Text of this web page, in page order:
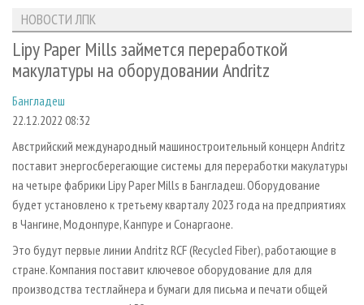
ЛЕСОЗАГОТОВКА
ЛЕСОПИЛЕНИЕ
СУШКА ДРЕВЕСИНЫ
ПРОИЗВОДСТВО ДРЕВЕСНЫХ ПЛИТ
ДЕРЕВЯННОЕ ДОМОСТРОЕНИЕ
ПРОИЗВОДСТВО МЕБЕЛИ
БИОЭНЕРГЕТИКА
ЦБП
ИНСТРУМЕНТ И МАТЕРИАЛЫ
НОВОСТИ ЛПК
НОВОСТИ ЖУРНАЛА
ПРОЕКТЫ ЛПИ
АНАЛИТИКА
ПРЕДПРИЯТИЯ ЛПК
ПЕРСОНЫ
МОБИЛЬНЫЕ ВЫСТАВКИ
ОФИЦИАЛЬНЫЕ ДЕЛЕГАЦИИ
ПРИОРИТЕТНЫЕ ИНВЕСТПРОЕКТЫ
RUSSIAN FORESTRY REVIEW
ГАЗЕТА ЛЕСПРОМФОРУМ
БИБЛИОТЕКА СПЕЦИАЛИСТА
АРХИВ
АРХИВ ЖУРНАЛОВ
О ЖУРНАЛЕ
КОНТАКТЫ
РЕКЛАМОДАТЕЛЯМ
РЕКЛАМА
РЕКЛАМА НА САЙТЕ
НОВОСТИ ЛПК
Lipy Paper Mills займется переработкой
макулатуры на оборудовании Andritz
Бангладеш
22.12.2022 08:32
Австрийский международный машиностроительный концерн Andritz
поставит энергосберегающие системы для переработки макулатуры
на четыре фабрики Lipy Paper Mills в Бангладеш. Оборудование
будет установлено к третьему кварталу 2023 года на предприятиях
в Чангине, Модонпуре, Канпуре и Сонаргаоне.
Это будут первые линии Andritz RCF (Recycled Fiber), работающие в
стране. Компания поставит ключевое оборудование для для
производства тестлайнера и бумаги для письма и печати общей